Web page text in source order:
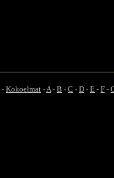
- Kokoelmat -A- B - C - D - E - F -